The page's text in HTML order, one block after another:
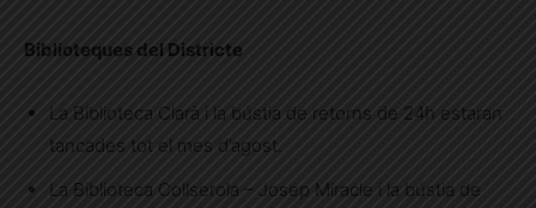
Biblioteques del Districte
La Biblioteca Clarà i la bústia de retorns de 24h estaran
tancades tot el mes d’agost.
La Biblioteca Collserola – Josep Miracle i la bústia de